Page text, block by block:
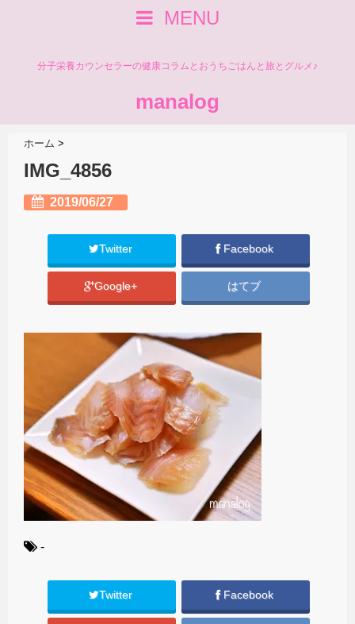
MENU
分子栄養カウンセラーの健康コラムとおうちごはんと旅とグルメ♪
manalog
ホーム >
IMG_4856
2019/06/27
Twitter Facebook
Google+ はてブ
-
Twitter Facebook